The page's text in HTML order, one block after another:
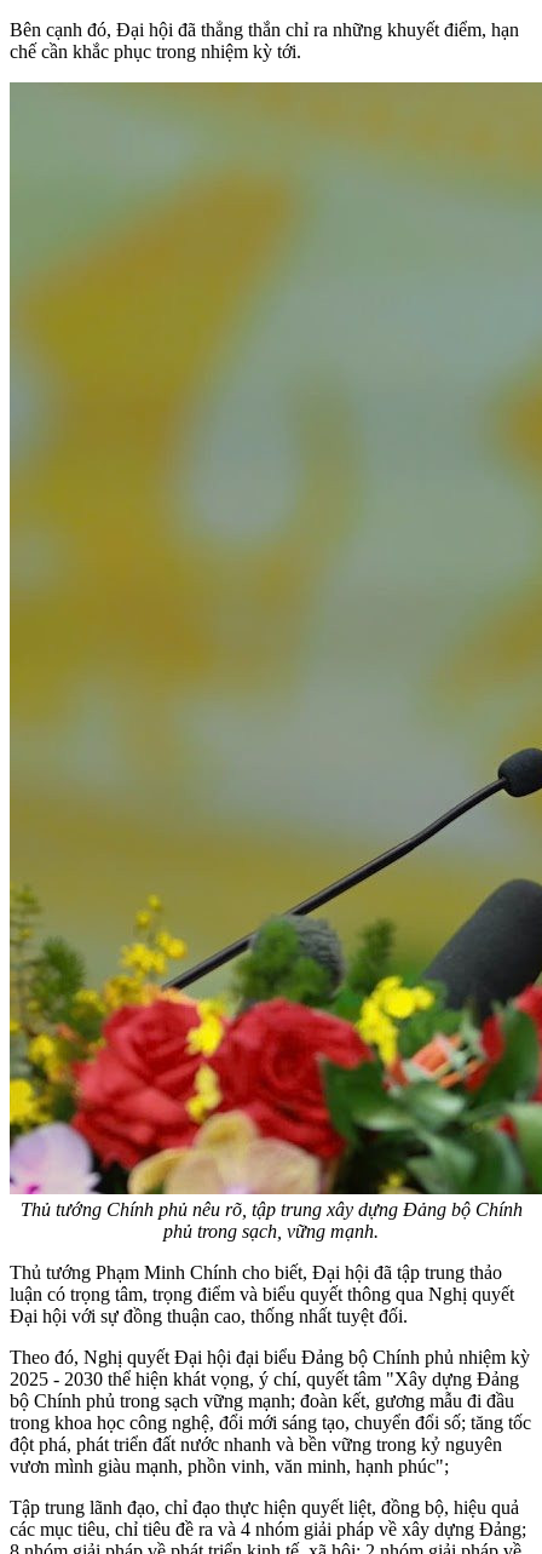
Bên cạnh đó, Đại hội đã thẳng thắn chỉ ra những khuyết điểm, hạn
chế cần khắc phục trong nhiệm kỳ tới.
Thủ tướng Chính phủ nêu rõ, tập trung xây dựng Đảng bộ Chính
phủ trong sạch, vững mạnh.
Thủ tướng Phạm Minh Chính cho biết, Đại hội đã tập trung thảo
luận có trọng tâm, trọng điểm và biểu quyết thông qua Nghị quyết
Đại hội với sự đồng thuận cao, thống nhất tuyệt đối.
Theo đó, Nghị quyết Đại hội đại biểu Đảng bộ Chính phủ nhiệm kỳ
2025 - 2030 thể hiện khát vọng, ý chí, quyết tâm "Xây dựng Đảng
bộ Chính phủ trong sạch vững mạnh; đoàn kết, gương mẫu đi đầu
trong khoa học công nghệ, đổi mới sáng tạo, chuyển đổi số; tăng tốc
đột phá, phát triển đất nước nhanh và bền vững trong kỷ nguyên
vươn mình giàu mạnh, phồn vinh, văn minh, hạnh phúc";
Tập trung lãnh đạo, chỉ đạo thực hiện quyết liệt, đồng bộ, hiệu quả
các mục tiêu, chỉ tiêu đề ra và 4 nhóm giải pháp về xây dựng Đảng;